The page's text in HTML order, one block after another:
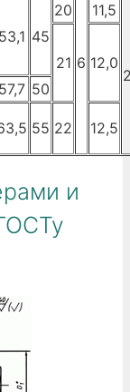
6
53,1 45
20 11,5
21
12,0
57,7 50
55 22 12,5
и